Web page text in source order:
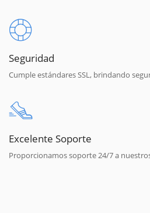
Seguridad
Cumple estándares SSL, brindando
Excelente Soporte
Proporcionamos soporte 24/7 a